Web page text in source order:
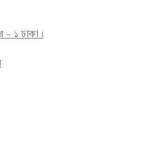
১ ঢাকা।